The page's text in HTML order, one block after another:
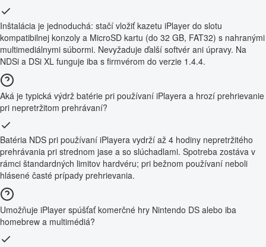
Inštalácia je jednoduchá: stačí vložiť kazetu iPlayer do slotu
kompatibilnej konzoly a MicroSD kartu (do 32 GB, FAT32) s nahranými
multimediálnymi súbormi. Nevyžaduje ďalší softvér ani úpravy. Na
NDSi a DSi XL funguje iba s firmvérom do verzie 1.4.4.
Aká je typická výdrž batérie pri používaní iPlayera a hrozí prehrievanie
pri nepretržitom prehrávaní?
Batéria NDS pri používaní iPlayera vydrží až 4 hodiny nepretržitého
prehrávania pri strednom jase a so slúchadlami. Spotreba zostáva v
rámci štandardných limitov hardvéru; pri bežnom používaní neboli
hlásené časté prípady prehrievania.
Umožňuje iPlayer spúšťať komerčné hry Nintendo DS alebo iba
homebrew a multimédiá?